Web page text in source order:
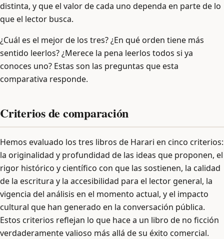
distinta, y que el valor de cada uno dependa en parte de lo
que el lector busca.
¿Cuál es el mejor de los tres? ¿En qué orden tiene más
sentido leerlos? ¿Merece la pena leerlos todos si ya
conoces uno? Estas son las preguntas que esta
comparativa responde.
Criterios de comparación
Hemos evaluado los tres libros de Harari en cinco criterios:
la originalidad y profundidad de las ideas que proponen, el
rigor histórico y científico con que las sostienen, la calidad
de la escritura y la accesibilidad para el lector general, la
vigencia del análisis en el momento actual, y el impacto
cultural que han generado en la conversación pública.
Estos criterios reflejan lo que hace a un libro de no ficción
verdaderamente valioso más allá de su éxito comercial.